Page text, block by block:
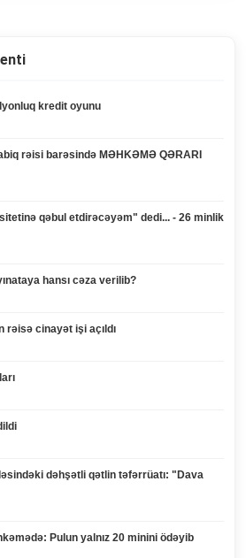
kredit oyunu
rəisi barəsində MƏHKƏMƏ QƏRARI
qəbul etdirəcəyəm" dedi... - 26 minlik
hansı cəza verilib?
rəisə cinayət işi açıldı
dəhşətli qətlin təfərrüatı: "Dava
Pulun yalnız 20 minini ödəyib